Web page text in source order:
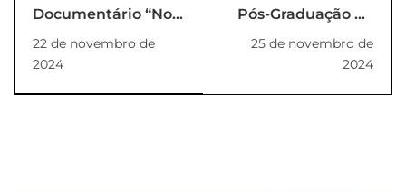
Documentário “Nos
resgata a memória
da antiga estação
ferroviária de Lins
22 de novembro de
2024
Pós-Graduação da
módulo com Mesa
Redonda sobre
integração de
25 de novembro de
2024